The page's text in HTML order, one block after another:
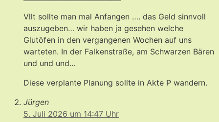
Vllt sollte man mal Anfangen …. das Geld sinnvoll
auszugeben… wir haben ja gesehen welche
Glutöfen in den vergangenen Wochen auf uns
warteten. In der Falkenstraße, am Schwarzen Bären
und und und…
Diese verplante Planung sollte in Akte P wandern.
Jürgen
5. Juli 2026 um 14:47 Uhr